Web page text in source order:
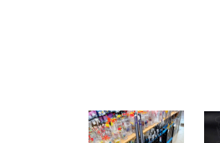
quý khách hàng và sẽ
- Shopee:https://
- Sendo:https://